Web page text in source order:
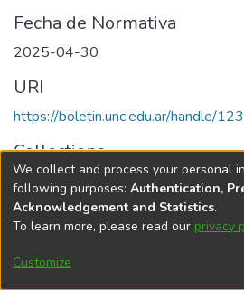
Fecha de Normativa
2025-04-30
URI
https://boletin.unc.edu.ar/handle/
Collections
Edición 001/2025 del 26 de mayo
Universidad
We collect and process your personal
following purposes: Authentication,
Acknowledgement and Statistics.
To learn more, please read our privacy
Customize